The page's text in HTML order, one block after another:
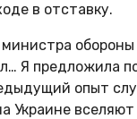
в отставку.
министра
Я предложила
опыт
Украине